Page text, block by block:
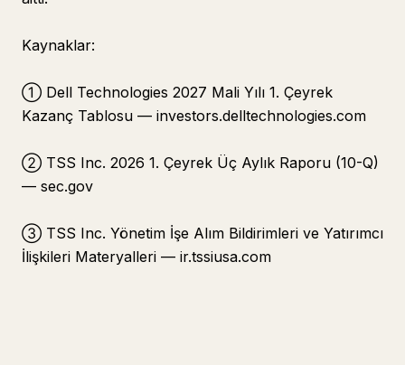
Kaynaklar:
① Dell Technologies 2027 Mali Yılı 1. Çeyrek
Kazanç Tablosu — investors.delltechnologies.com
② TSS Inc. 2026 1. Çeyrek Üç Aylık Raporu (10-Q)
— sec.gov
③ TSS Inc. Yönetim İşe Alım Bildirimleri ve Yatırımcı
İlişkileri Materyalleri — ir.tssiusa.com